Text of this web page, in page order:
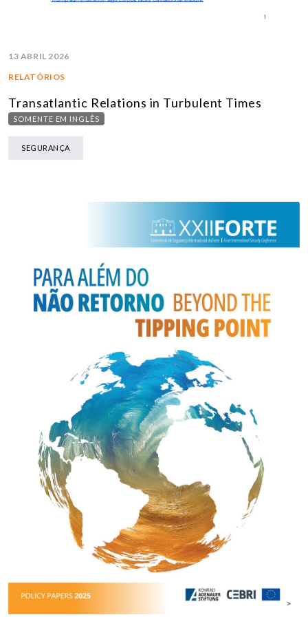
13 ABRIL 2026
RELATÓRIOS
Transatlantic Relations in Turbulent Times
SOMENTE EM INGLÊS
SEGURANÇA